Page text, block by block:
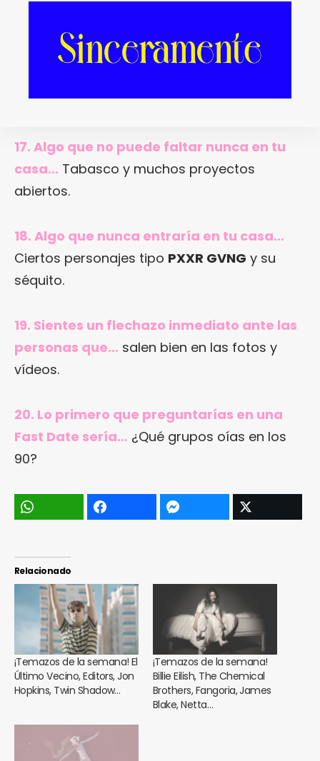
16. ¿Cómo pasarías tu último día antes del
Apocalipsis? Comiendo muchos bollos e
Apocalipsis, supongo.
17. Algo que no puede faltar nunca en tu
casa… Tabasco y muchos proyectos
abiertos.
18. Algo que nunca entraría en tu casa…
Ciertos personajes tipo PXXR GVNG y su
séquito.
19. Sientes un flechazo inmediato ante las
personas que… salen bien en las fotos y
vídeos.
20. Lo primero que preguntarías en una
Fast Date sería… ¿Qué grupos oías en los
90?
Relacionado
¡Temazos de la semana! El
Último Vecino, Editors, Jon
Hopkins, Twin Shadow…
¡Temazos de la semana!
Billie Eilish, The Chemical
Brothers, Fangoria, James
Blake, Netta…